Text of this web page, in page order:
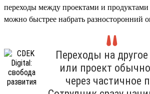
переходы между проектами и
можно быстрее набрать разносторонний
Переходы на
или проект
через частичное